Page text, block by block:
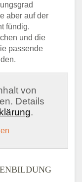
aber auf der
fündig.
und die
passende
von
Details
.